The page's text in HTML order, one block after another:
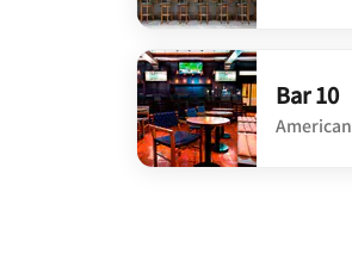
undefined AC Lounge
Bar 10
American